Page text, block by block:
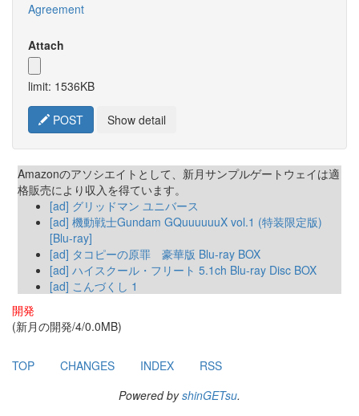
Agreement
Attach
limit: 1536KB
POST Show detail
Amazonのアソシエイトとして、新月サンプルゲートウェイは適
格販売により収入を得ています。
[ad] グリッドマン ユニバース
[ad] 機動戦士Gundam GQuuuuuuX vol.1 (特装限定版)
[Blu-ray]
[ad] タコピーの原罪 豪華版 Blu-ray BOX
[ad] ハイスクール・フリート 5.1ch Blu-ray Disc BOX
[ad] こんづくし 1
開発
(新月の開発/4/0.0MB)
TOP CHANGES INDEX
RSS
Powered byshinGETsu.